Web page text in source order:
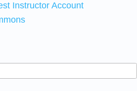
Instructor Account